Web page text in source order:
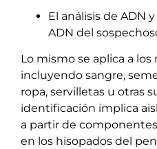
El análisis de ADN
ADN del
Lo mismo se aplica a
incluyendo sangre,
ropa, servilletas u otras
identificación implica
a partir de
en los hisopados del